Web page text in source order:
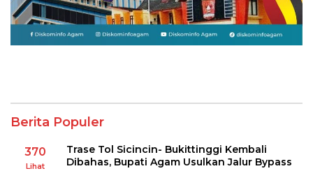
Berita Populer
370
Lihat
Trase Tol Sicincin- Bukittinggi Kembali
Dibahas, Bupati Agam Usulkan Jalur Bypass